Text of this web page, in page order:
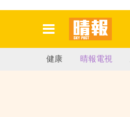
健康 晴報電視